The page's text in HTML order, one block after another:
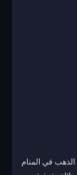
الذهب في المنام